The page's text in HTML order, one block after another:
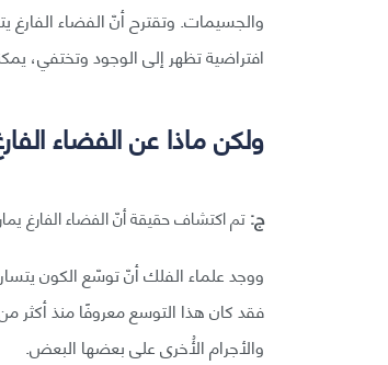
والجسيمات. وتقترح أنّ الفضاء
افتراضية تظهر إلى الوجود وتختفي،
ولكن ماذا عن الفضاء
ج:تم اكتشاف حقيقة أنّ الفضاء الفارغ
ووجد علماء الفلك أنّ توسّع الكون
والأجرام الأُخرى على بعضها البعض.